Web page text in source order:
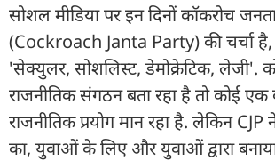
सोशल मीडिया पर इन दिनों कॉकरोच जनता
(Cockroach Janta Party) की चर्चा है,
'सेक्युलर, सोशलिस्ट, डेमोक्रेटिक, लेजी'.
राजनीतिक संगठन बता रहा है तो कोई एक
राजनीतिक प्रयोग मान रहा है. लेकिन
का, युवाओं के लिए और युवाओं द्वारा